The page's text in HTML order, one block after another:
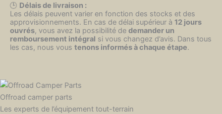
🕒 Délais de livraison :
Les délais peuvent varier en fonction des stocks et des
approvisionnements. En cas de délai supérieur à 12 jours
ouvrés, vous avez la possibilité de demander un
remboursement intégral si vous changez d’avis. Dans tous
les cas, nous vous tenons informés à chaque étape.
Offroad camper parts
Les experts de l’équipement tout-terrain